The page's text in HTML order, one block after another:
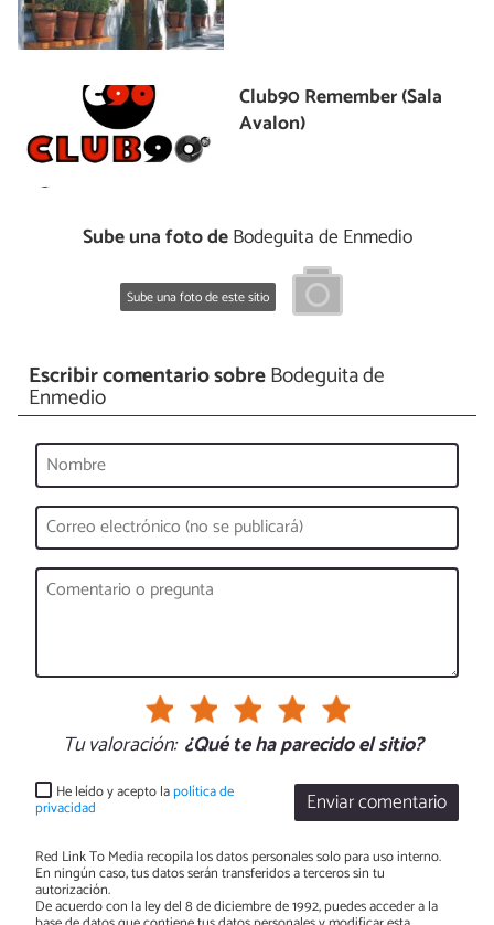
Club90 Remember (Sala
Avalon)
Sube una foto deBodeguita de Enmedio
Sube una foto de este sitio
Escribir comentario sobreBodeguita de
Enmedio
Tu valoración: ¿Qué te ha parecido el sitio?
Enviar comentario
He leído y acepto lapolítica de
privacidad
Red Link To Media recopila los datos personales solo para uso interno.
En ningún caso, tus datos serán transferidos a terceros sin tu
autorización.
De acuerdo con la ley del 8 de diciembre de 1992, puedes acceder a la